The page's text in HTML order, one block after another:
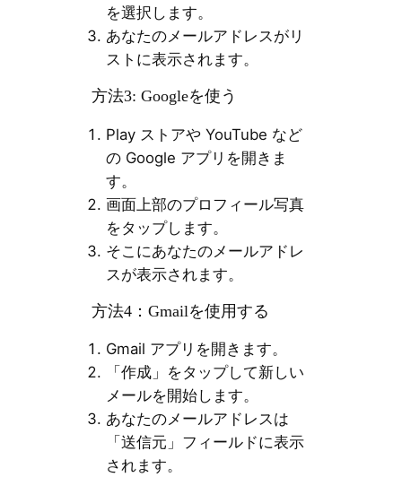
を選択します。
あなたのメールアドレスがリ
ストに表示されます。
方法3: Googleを使う
Play ストアや YouTube など
の Google アプリを開きま
す。
画面上部のプロフィール写真
をタップします。
そこにあなたのメールアドレ
スが表示されます。
方法4：Gmailを使用する
Gmail アプリを開きます。
「作成」をタップして新しい
メールを開始します。
あなたのメールアドレスは
「送信元」フィールドに表示
されます。